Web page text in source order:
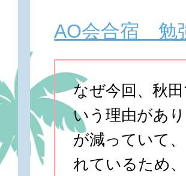
AO会合宿 勉
なぜ今回、秋
いう理由があ
が減っていて
れているため